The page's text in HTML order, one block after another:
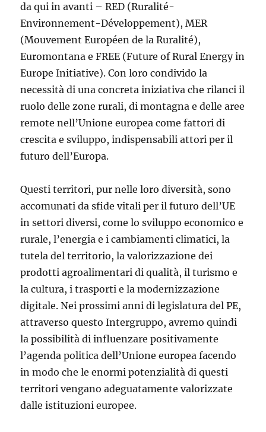
da qui in avanti – RED (Ruralité-
Environnement-Développement), MER
(Mouvement Européen de la Ruralité),
Euromontana e FREE (Future of Rural Energy in
Europe Initiative). Con loro condivido la
necessità di una concreta iniziativa che rilanci il
ruolo delle zone rurali, di montagna e delle aree
remote nell’Unione europea come fattori di
crescita e sviluppo, indispensabili attori per il
futuro dell’Europa.
Questi territori, pur nelle loro diversità, sono
accomunati da sfide vitali per il futuro dell’UE
in settori diversi, come lo sviluppo economico e
rurale, l’energia e i cambiamenti climatici, la
tutela del territorio, la valorizzazione dei
prodotti agroalimentari di qualità, il turismo e
la cultura, i trasporti e la modernizzazione
digitale. Nei prossimi anni di legislatura del PE,
attraverso questo Intergruppo, avremo quindi
la possibilità di influenzare positivamente
l’agenda politica dell’Unione europea facendo
in modo che le enormi potenzialità di questi
territori vengano adeguatamente valorizzate
dalle istituzioni europee.